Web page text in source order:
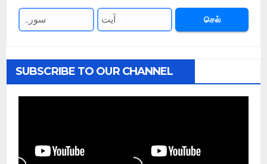
செல்
SUBSCRIBE TO OUR CHANNEL